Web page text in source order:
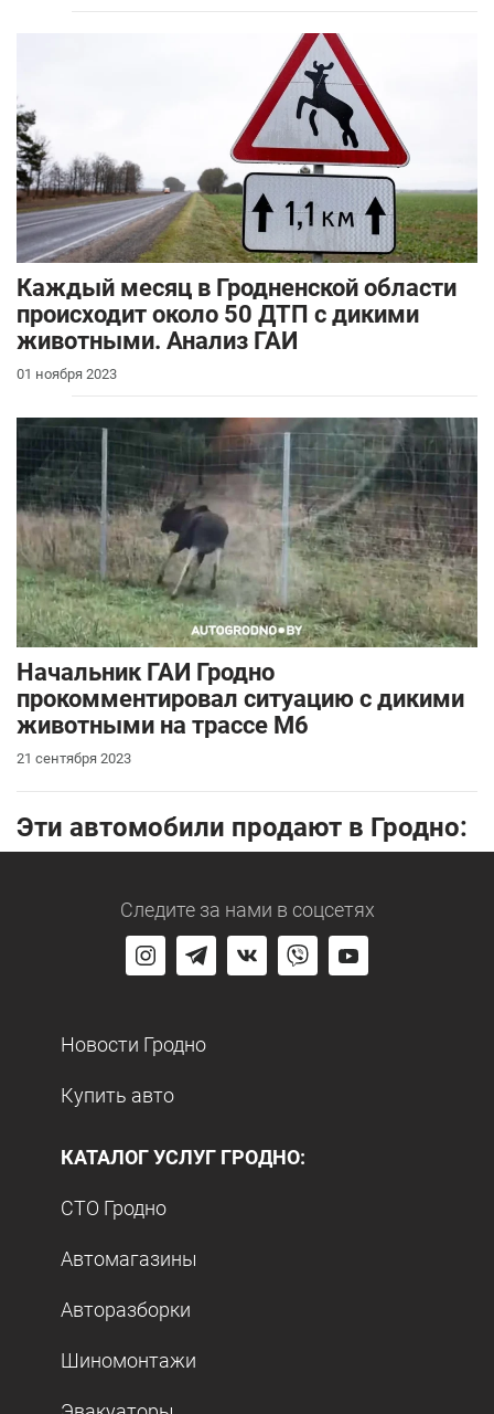
Каждый месяц в Гродненской области
происходит около 50 ДТП с дикими
животными. Анализ ГАИ
01 ноября 2023
Начальник ГАИ Гродно
прокомментировал ситуацию с дикими
животными на трассе М6
21 сентября 2023
Эти автомобили продают в Гродно:
Следите за нами в соцсетях
Новости Гродно
Купить авто
КАТАЛОГ УСЛУГ ГРОДНО:
СТО Гродно
Автомагазины
Авторазборки
Шиномонтажи